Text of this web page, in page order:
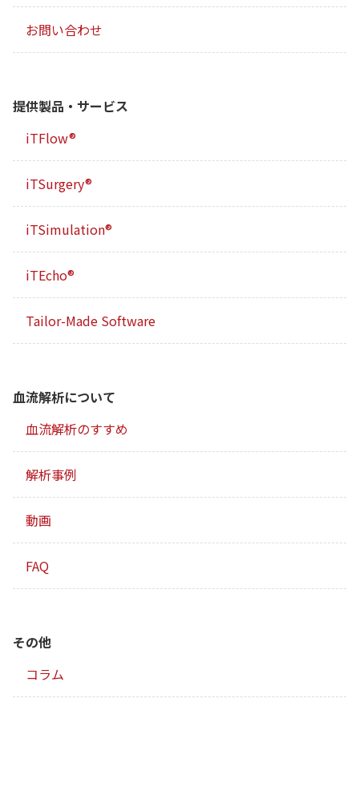
お問い合わせ
提供製品・サービス
iTFlow®
iTSurgery®
iTSimulation®
iTEcho®
Tailor-Made Software
血流解析について
血流解析のすすめ
解析事例
動画
FAQ
その他
コラム